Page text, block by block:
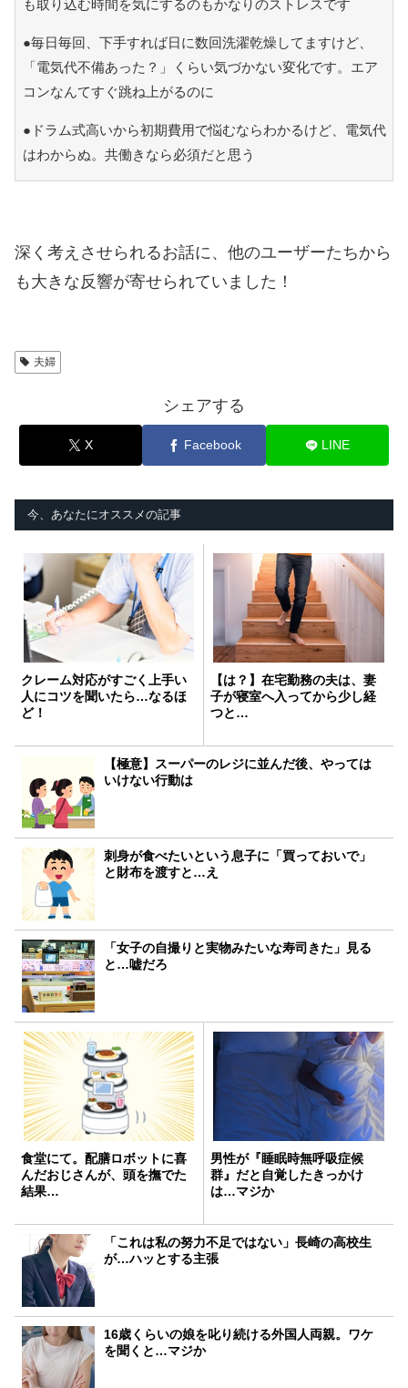
も取り込む時間を気にするのもかなりのストレスです
●毎日毎回、下手すれば日に数回洗濯乾燥してますけど、
「電気代不備あった？」くらい気づかない変化です。エア
コンなんてすぐ跳ね上がるのに
●ドラム式高いから初期費用で悩むならわかるけど、電気代
はわからぬ。共働きなら必須だと思う
深く考えさせられるお話に、他のユーザーたちから
も大きな反響が寄せられていました！
夫婦
シェアする
X Facebook LINE
今、あなたにオススメの記事
クレーム対応がすごく上手い
人にコツを聞いたら…なるほ
ど！
【は？】在宅勤務の夫は、妻
子が寝室へ入ってから少し経
つと…
【極意】スーパーのレジに並んだ後、やっては
いけない行動は
刺身が食べたいという息子に「買っておいで」
と財布を渡すと…え
「女子の自撮りと実物みたいな寿司きた」見る
と…嘘だろ
食堂にて。配膳ロボットに喜
んだおじさんが、頭を撫でた
結果…
男性が『睡眠時無呼吸症候
群』だと自覚したきっかけ
は…マジか
「これは私の努力不足ではない」長崎の高校生
が…ハッとする主張
16歳くらいの娘を叱り続ける外国人両親。ワケ
を聞くと…マジか